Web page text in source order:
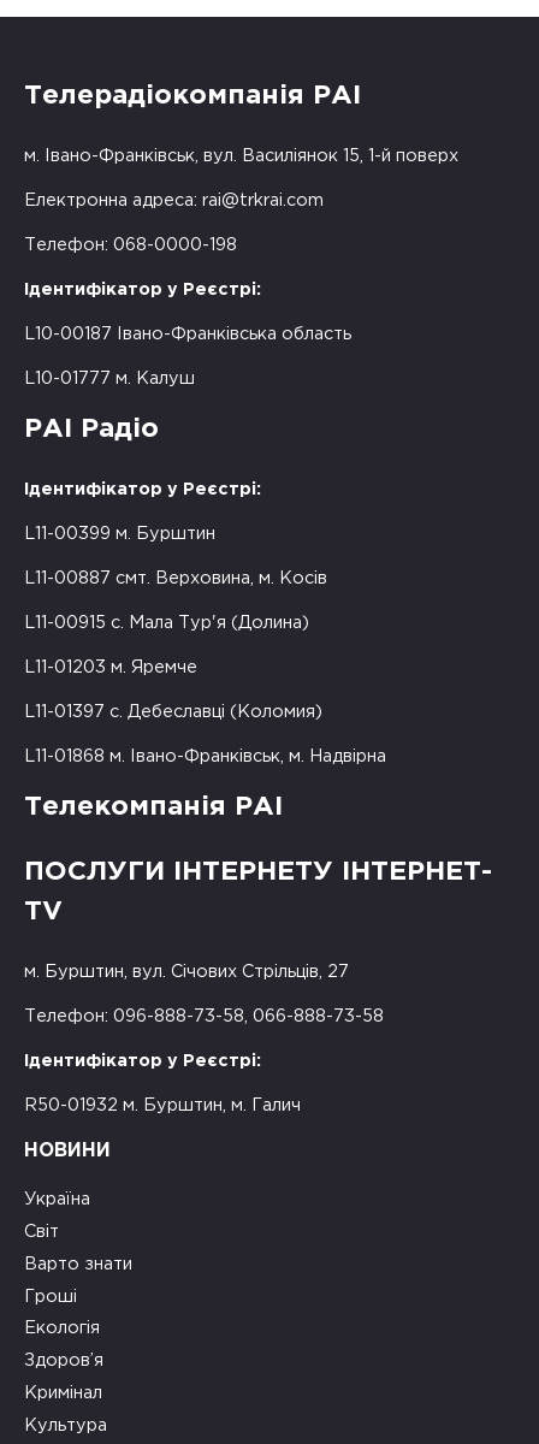
Телерадіокомпанія РАІ
м. Івано-Франківськ, вул. Василіянок 15, 1-й поверх
Електронна адреса: rai@trkrai.com
Телефон: 068-0000-198
Ідентифікатор у Реєстрі:
L10-00187 Івано-Франківська область
L10-01777 м. Калуш
РАІ Радіо
Ідентифікатор у Реєстрі:
L11-00399 м. Бурштин
L11-00887 смт. Верховина, м. Косів
L11-00915 с. Мала Тур'я (Долина)
L11-01203 м. Яремче
L11-01397 с. Дебеславці (Коломия)
L11-01868 м. Івано-Франківськ, м. Надвірна
Телекомпанія РАІ
ПОСЛУГИ ІНТЕРНЕТУ ІНТЕРНЕТ-
TV
м. Бурштин, вул. Січових Стрільців, 27
Телефон: 096-888-73-58, 066-888-73-58
Ідентифікатор у Реєстрі:
R50-01932 м. Бурштин, м. Галич
НОВИНИ
Україна
Світ
Варто знати
Гроші
Екологія
Здоров’я
Кримінал
Культура